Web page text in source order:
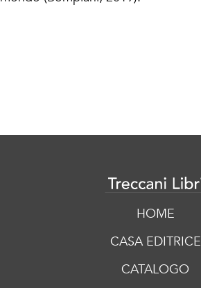
HOME
CASA EDITRICE
CATALOGO